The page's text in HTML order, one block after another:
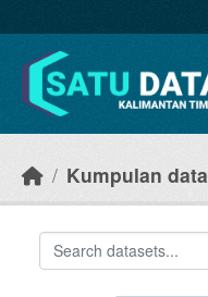
Kumpulan data